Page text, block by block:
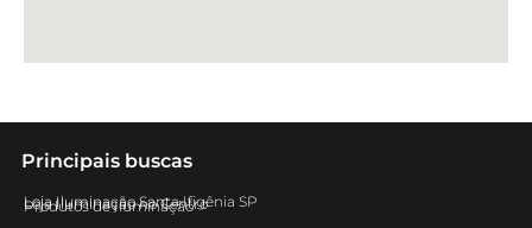
Principais buscas
Loja Iluminação Santa Ifigênia SP
Loja Iluminação no Centro
Produtos de Iluminação